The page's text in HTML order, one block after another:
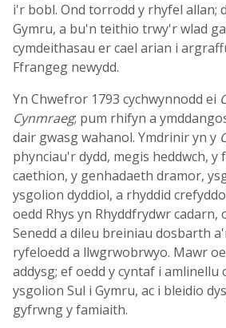
i'r bobl. Ond torrodd y rhyfel allan;
Gymru, a bu'n teithio trwy'r wlad
cymdeithasau er cael arian i
Ffrangeg newydd.
Yn Chwefror 1793 cychwynnodd ei
Cynmraeg; pum rhifyn a
dair gwasg wahanol. Ymdrinir yn y
phynciau'r dydd, megis heddwch, y
caethion, y genhadaeth dramor,
ysgolion dyddiol, a rhyddid
oedd Rhys yn Rhyddfrydwr cadarn,
Senedd a dileu breiniau dosbarth
ryfeloedd a llwgrwobrwyo. Mawr
addysg; ef oedd y cyntaf i amlinellu
ysgolion Sul i Gymru, ac i bleidio
gyfrwng y famiaith.